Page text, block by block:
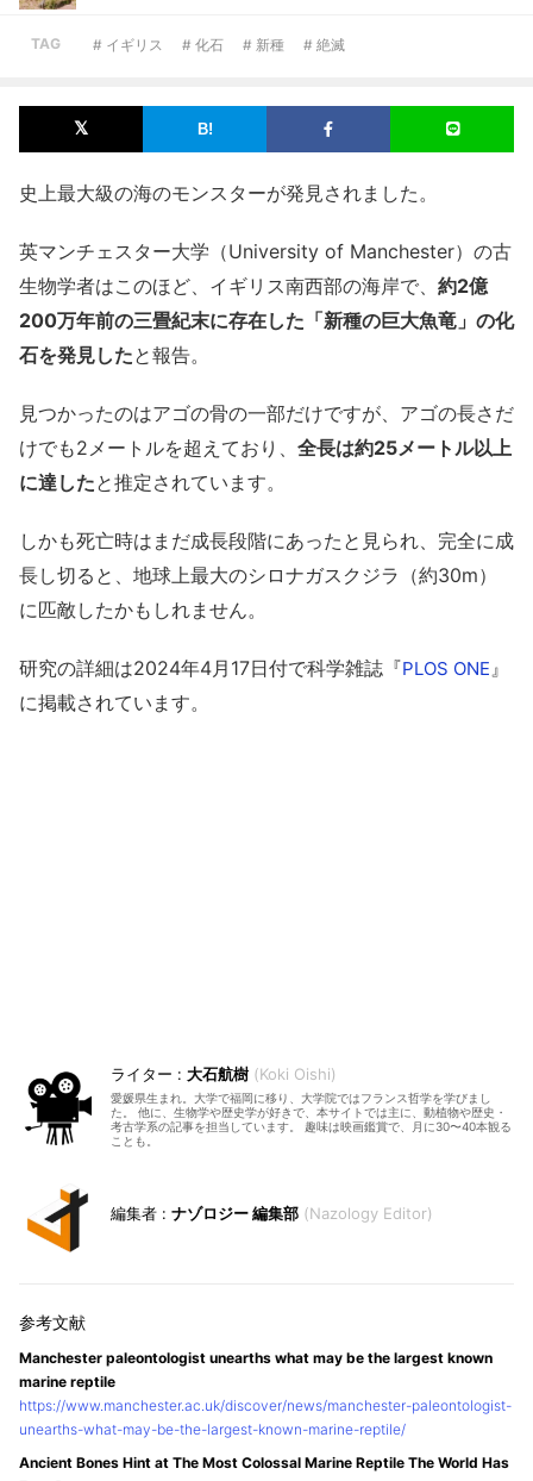
TAG # イギリス # 化石 # 新種 # 絶滅
史上最大級の海のモンスターが発見されました。
英マンチェスター大学（University of Manchester）の古
生物学者はこのほど、イギリス南西部の海岸で、 約2億
200万年前の三畳紀末に存在した「新種の巨大魚竜」の化
石を発見したと報告。
見つかったのはアゴの骨の一部だけですが、アゴの長さだ
けでも2メートルを超えており、 全長は約25メートル以上
に達したと推定されています。
しかも死亡時はまだ成長段階にあったと見られ、完全に成
長し切ると、地球上最大のシロナガスクジラ（約30m）
に匹敵したかもしれません。
研究の詳細は2024年4月17日付で科学雑誌『PLOS ONE』
に掲載されています。
大石航樹 Koki Oishi
愛媛県生まれ。大学で福岡に移り、大学院ではフランス哲学を学びまし
た。 他に、生物学や歴史学が好きで、本サイトでは主に、動植物や歴史・
考古学系の記事を担当しています。 趣味は映画鑑賞で、月に30〜40本観る
ことも。
ナゾロジー 編集部 Nazology Editor
Manchester paleontologist unearths what may be the largest known
marine reptile
https://www.manchester.ac.uk/discover/news/manchester-paleontologist-
unearths-what-may-be-the-largest-known-marine-reptile/
Ancient Bones Hint at The Most Colossal Marine Reptile The World Has